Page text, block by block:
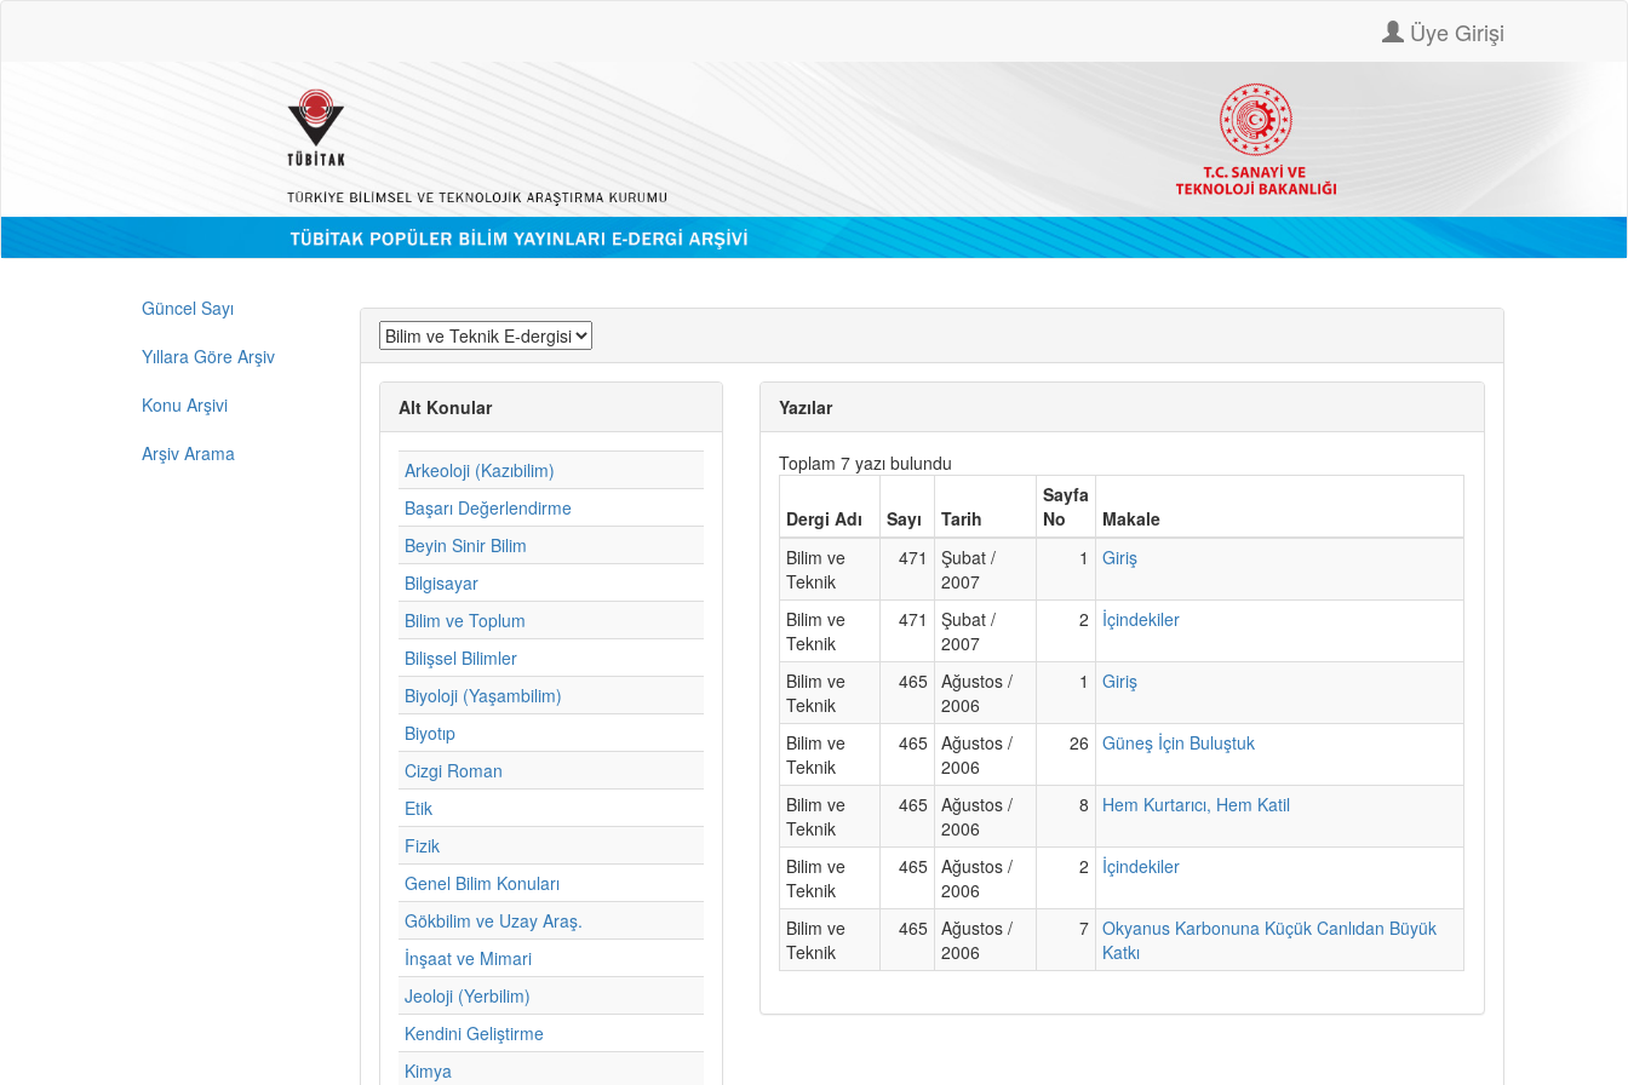
Üye Girişi
Güncel Sayı
Yıllara Göre Arşiv
Konu Arşivi
Arşiv Arama
Alt Konular
Arkeoloji (Kazıbilim)
Başarı Değerlendirme
Beyin Sinir Bilim
Bilgisayar
Bilim ve Toplum
Bilişsel Bilimler
Biyoloji (Yaşambilim)
Biyotıp
Cizgi Roman
Etik
Fizik
Genel Bilim Konuları
Gökbilim ve Uzay Araş.
İnşaat ve Mimari
Jeoloji (Yerbilim)
Kendini Geliştirme
Kimya
Yazılar
Toplam 7 yazı bulundu
Dergi Adı Sayı Tarih
Sayfa
No
Makale
Bilim ve
Teknik
471
Şubat /
2007
1 Giriş
Bilim ve
Teknik
471
Şubat /
2007
2 İçindekiler
Bilim ve
Teknik
465 Ağustos /
2006
1 Giriş
Bilim ve
Teknik
465 Ağustos /
2006
26 Güneş İçin Buluştuk
Bilim ve
Teknik
465 Ağustos /
2006
8 Hem Kurtarıcı, Hem Katil
Bilim ve
Teknik
465 Ağustos /
2006
2 İçindekiler
Bilim ve
Teknik
465 Ağustos /
2006
7 Okyanus Karbonuna Küçük Canlıdan Büyük
Katkı